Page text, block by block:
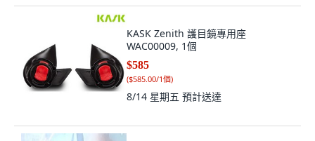
KASK Zenith 護目鏡專用座
WAC00009, 1個
$585
($585.00/1個)
8/14 星期五 預計送達